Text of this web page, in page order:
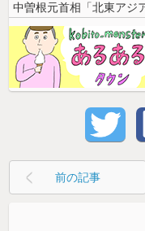
中曽根元首相「北東アジ
前の記事